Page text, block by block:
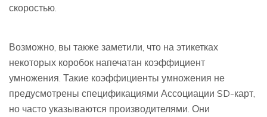
скоростью.
Возможно, вы также заметили, что на этикетках
некоторых коробок напечатан коэффициент
умножения. Такие коэффициенты умножения не
предусмотрены спецификациями Ассоциации SD-карт,
но часто указываются производителями. Они